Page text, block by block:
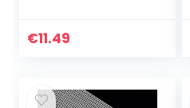
inch/30 x 100 cm
€11.49